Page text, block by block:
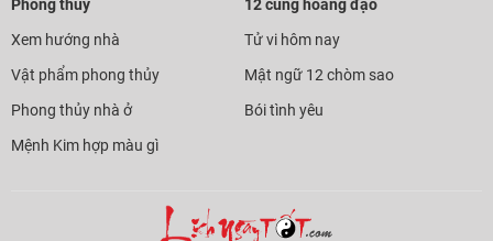
Phong thủy
Xem hướng nhà
Vật phẩm phong thủy
Phong thủy nhà ở
Mệnh Kim hợp màu gì
12 cung hoàng đạo
Tử vi hôm nay
Mật ngữ 12 chòm sao
Bói tình yêu